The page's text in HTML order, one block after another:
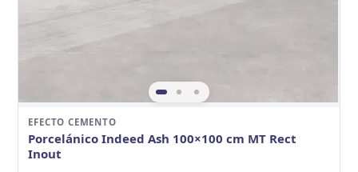
EFECTO CEMENTO
Porcelánico Indeed Ash 100×100 cm MT Rect
Inout